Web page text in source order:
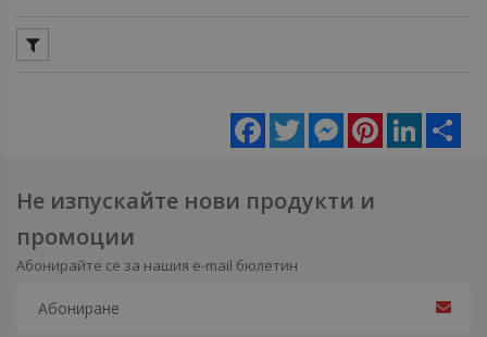
Facebook
Twitter MessengerPinterestLinkedIn
Не изпускайте нови продукти и
промоции
Абонирайте се за нашия e-mail бюлетин